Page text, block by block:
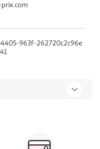
963f-262720c2c96e